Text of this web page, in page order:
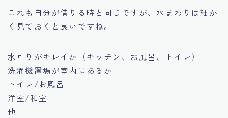
これも自分が借りる時と同じですが、水まわりは細か
く見ておくと良いですね。
水回りがキレイか（キッチン、お風呂、トイレ）
洗濯機置場が室内にあるか
トイレ/お風呂
洋室/和室
他